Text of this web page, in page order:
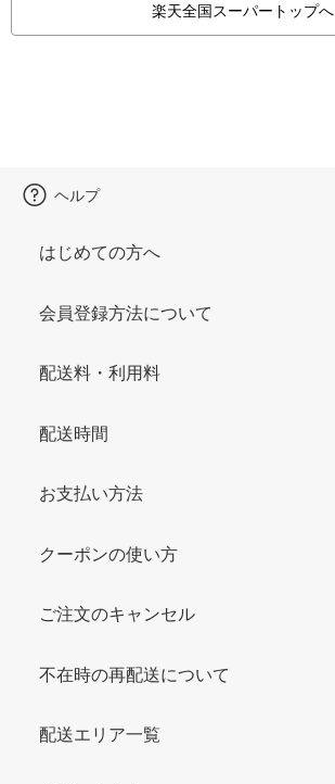
楽天全国スーパートップへ
ヘルプ
はじめての方へ
会員登録方法について
配送料・利用料
配送時間
お支払い方法
クーポンの使い方
ご注文のキャンセル
不在時の再配送について
配送エリア一覧